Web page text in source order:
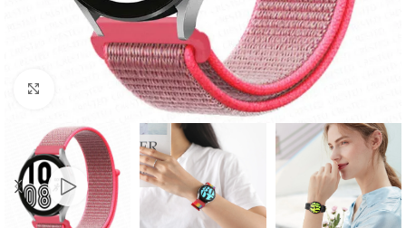
Cliquer pour agrandir